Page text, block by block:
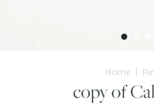
Home
copy of